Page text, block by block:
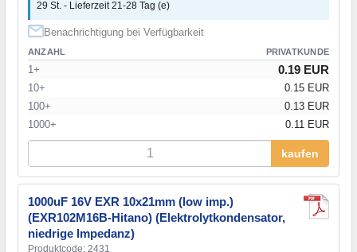
29 St. - Lieferzeit 21-28 Tag (e)
Benachrichtigung bei Verfügbarkeit
ANZAHL PRIVATKUNDE
1+ 0.19 EUR
10+
0.15 EUR
100+
0.13 EUR
1000+
0.11 EUR
kaufen
1000uF 16V EXR 10x21mm (low imp.)
(EXR102M16B-Hitano) (Elektrolytkondensator,
niedrige Impedanz)
Produktcode: 2431